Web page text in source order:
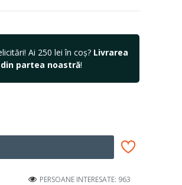
Ai 250 lei în coș? Livrarea
partea noastră!
PERSOANE INTERESATE: 963